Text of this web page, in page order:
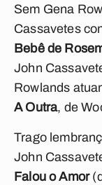
Sem Gena
Cassavetes
Bebê de
John
Rowlands
A Outra, de
Trago
John
Falou o Amor